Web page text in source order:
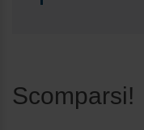
Scomparsi!